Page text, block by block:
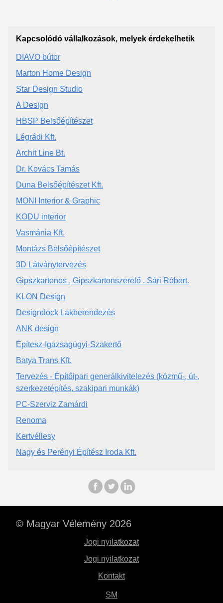
Kapcsolódó vállalkozások, melyek érdekelhetik
DIAVO bútor
Marton Home Design
Star Design Studio
A Design
HBSP Belsőépítészet
Légrádi Kft.
Archit Line Bt.
Dr. Kovács Tamás
Duna Belsőépítészet Kft.
MONI Interior & Graphic
KODU interior
Vasmánia Kft.
Montázs Belsőépítészet
3D Látványtervezés
Gipszkartonos , Gipszkartonszerelő . Sári Róbert.
KLON Design
Designdock Lakberendezés
ANK design
Építesz-Igazsagügyi-Szakertő
Batya Trans Kft.
Tervezés - Építőipari generálkivitelezés (közmű-, út-,
szerkezetépítés, szakipari munkák)
PC-Szerviz Zamárdi
Renoma
Kertvéllesy
Nagy és Perényi Építész Iroda Kft.
© Magyar Vélemény 2026
Jogi nyilatkozat
Jogi nyilatkozat
Kontakt
SM